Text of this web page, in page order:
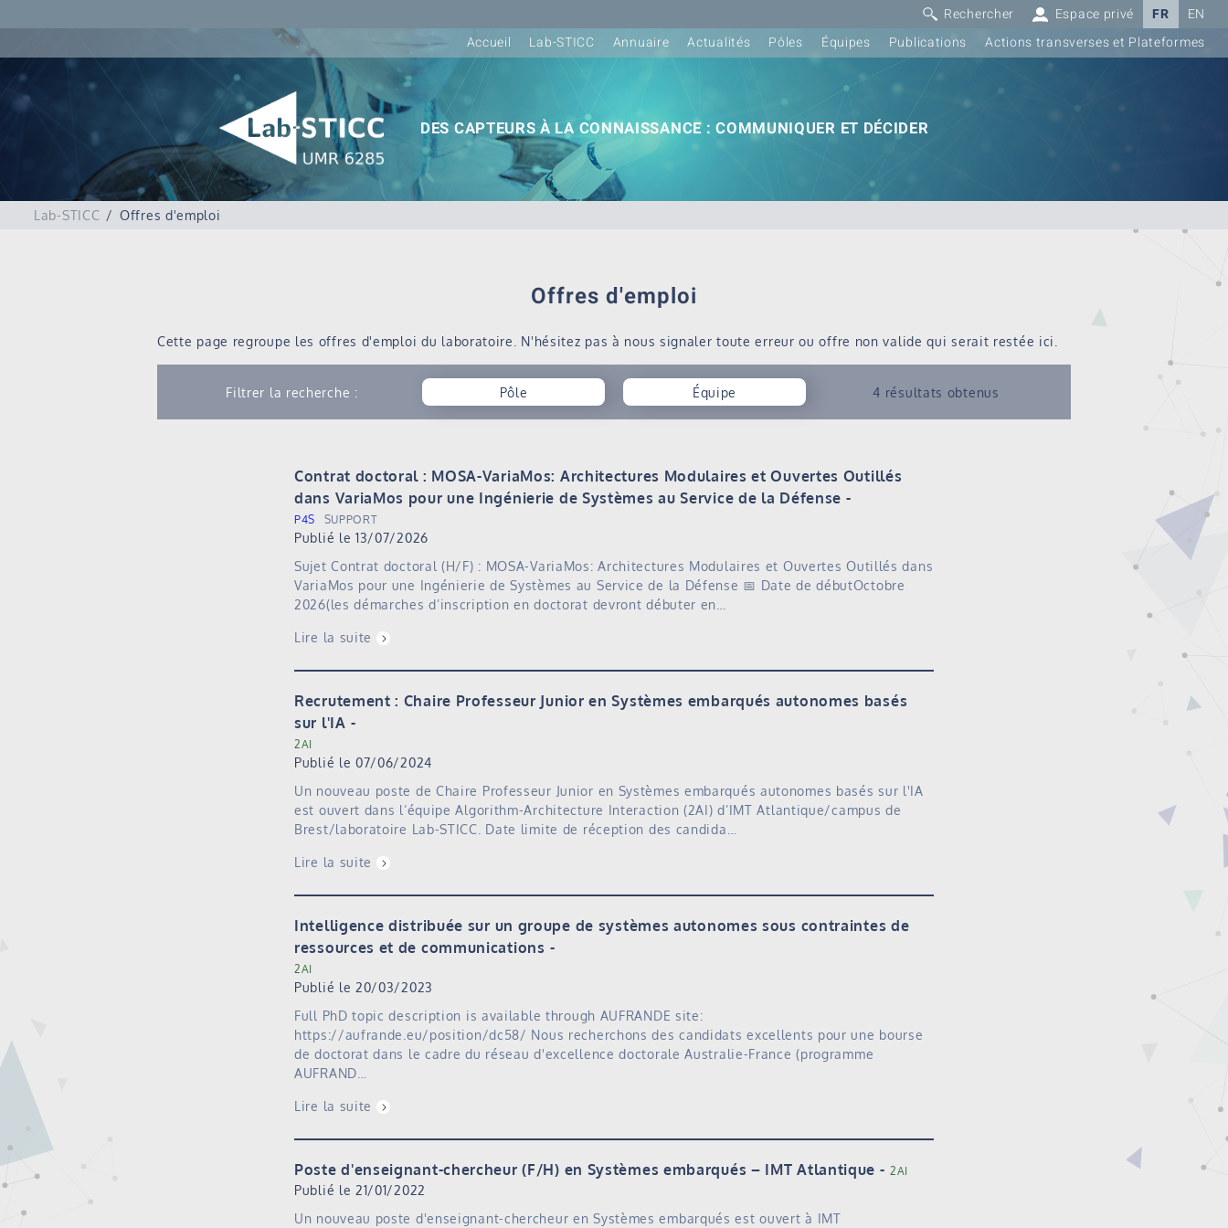
Rechercher Espace privé FR
EN
Accueil
Lab-STICC Annuaire Actualités Pôles Équipes Publications Actions transverses et Plateformes
DES CAPTEURS À LA CONNAISSANCE : COMMUNIQUER ET DÉCIDER
Lab-STICC Offres d'emploi
Offres d'emploi
Cette page regroupe les offres d'emploi du laboratoire. N'hésitez pas à nous signaler toute erreur ou offre non valide qui serait restée ici.
Filtrer la recherche : Pôle Équipe 4 résultats obtenus
Contrat doctoral : MOSA-VariaMos: Architectures Modulaires et Ouvertes Outillés
dans VariaMos pour une Ingénierie de Systèmes au Service de la Défense
P4S SUPPORT
Publié le 13/07/2026
Sujet Contrat doctoral (H/F) : MOSA-VariaMos: Architectures Modulaires et Ouvertes Outillés dans
VariaMos pour une Ingénierie de Systèmes au Service de la Défense 📅 Date de débutOctobre
2026(les démarches d’inscription en doctorat devront débuter en…
Lire la suite
Recrutement : Chaire Professeur Junior en Systèmes embarqués autonomes basés
sur l'IA
2AI
Publié le 07/06/2024
Un nouveau poste de Chaire Professeur Junior en Systèmes embarqués autonomes basés sur l'IA
est ouvert dans l’équipe Algorithm-Architecture Interaction (2AI) d’IMT Atlantique/campus de
Brest/laboratoire Lab-STICC. Date limite de réception des candida…
Lire la suite
Intelligence distribuée sur un groupe de systèmes autonomes sous contraintes de
ressources et de communications
2AI
Publié le 20/03/2023
Full PhD topic description is available through AUFRANDE site:
https://aufrande.eu/position/dc58/ Nous recherchons des candidats excellents pour une bourse
de doctorat dans le cadre du réseau d'excellence doctorale Australie-France (programme
AUFRAND…
Lire la suite
Poste d'enseignant-chercheur (F/H) en Systèmes embarqués – IMT Atlantique 2AI
Publié le 21/01/2022
Un nouveau poste d'enseignant-chercheur en Systèmes embarqués est ouvert à IMT